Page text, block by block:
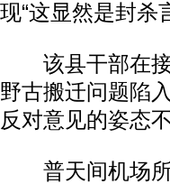
现“这显然是封杀
该县干部在接
野古搬迁问题陷
反对意见的姿态
普天间机场所